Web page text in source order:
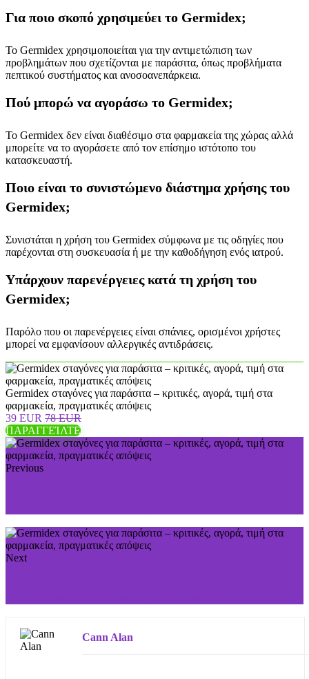
Για ποιο σκοπό χρησιμεύει το Germidex;
Το Germidex χρησιμοποιείται για την αντιμετώπιση των
προβλημάτων που σχετίζονται με παράσιτα, όπως προβλήματα
πεπτικού συστήματος και ανοσοανεπάρκεια.
Πού μπορώ να αγοράσω το Germidex;
Το Germidex δεν είναι διαθέσιμο στα φαρμακεία της χώρας αλλά
μπορείτε να το αγοράσετε από τον επίσημο ιστότοπο του
κατασκευαστή.
Ποιο είναι το συνιστώμενο διάστημα χρήσης του
Germidex;
Συνιστάται η χρήση του Germidex σύμφωνα με τις οδηγίες που
παρέχονται στη συσκευασία ή με την καθοδήγηση ενός ιατρού.
Υπάρχουν παρενέργειες κατά τη χρήση του
Germidex;
Παρόλο που οι παρενέργειες είναι σπάνιες, ορισμένοι χρήστες
μπορεί να εμφανίσουν αλλεργικές αντιδράσεις.
Germidex σταγόνες για παράσιτα – κριτικές, αγορά, τιμή στα
φαρμακεία, πραγματικές απόψεις
39 EUR 78 EUR
ΠΑΡΑΓΓΕΊΛΤΕ
Previous
Next
Cann Alan